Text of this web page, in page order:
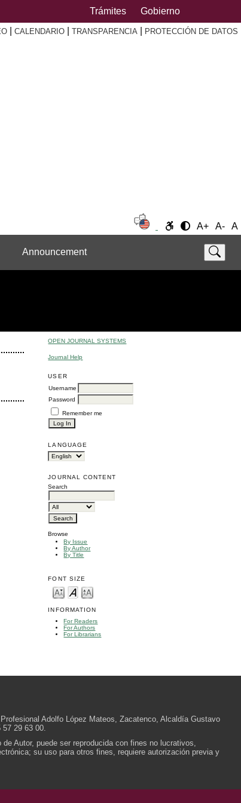
Trámites Gobierno
CALENDARIO TRANSPARENCIA PROTECCIÓN DE DATOS
A+ A- A
Announcement
OPEN JOURNAL SYSTEMS
Journal Help
USER
Username
Password
Remember me
LANGUAGE
JOURNAL CONTENT
Search
Browse
By Issue
By Author
By Title
FONT SIZE
INFORMATION
For Readers
For Authors
For Librarians
Adolfo López Mateos, Zacatenco, Alcaldía Gustavo
29 63 00.
Autor, puede ser reproducida con fines no lucrativos,
su uso para otros fines, requiere autorización previa y